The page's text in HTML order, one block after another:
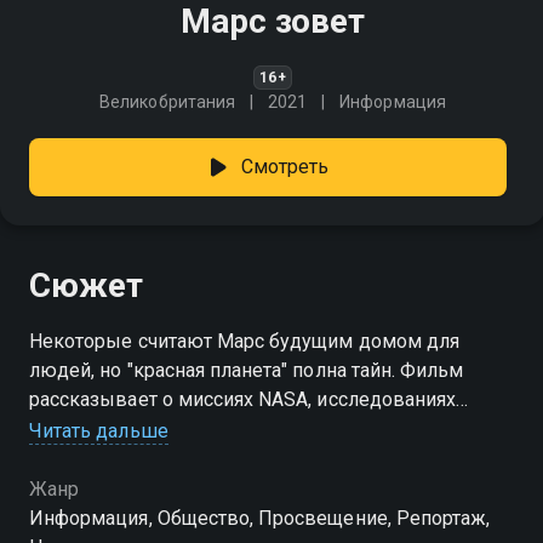
Марс зовет
16+
Великобритания 2021 Информация
Смотреть
Сюжет
Некоторые считают Марс будущим домом для
людей, но "красная планета" полна тайн. Фильм
рассказывает о миссиях NASA, исследованиях
климата и возможностях освоения этой планеты
Читать дальше
Жанр
Информация, Общество, Просвещение, Репортаж,